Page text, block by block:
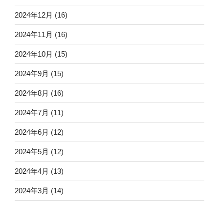
2024年12月 (16)
2024年11月 (16)
2024年10月 (15)
2024年9月 (15)
2024年8月 (16)
2024年7月 (11)
2024年6月 (12)
2024年5月 (12)
2024年4月 (13)
2024年3月 (14)